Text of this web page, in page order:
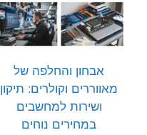
אבחון והחלפה של
מאווררים וקולרים: תיקון
ושירות למחשבים
במחירים נוחים